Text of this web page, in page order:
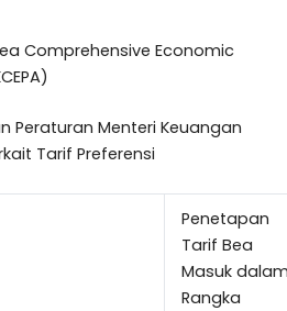
Comprehensive Economic
Peraturan Menteri Keuangan
Tarif Preferensi
Penetapan
Tarif Bea
Masuk
Rangka